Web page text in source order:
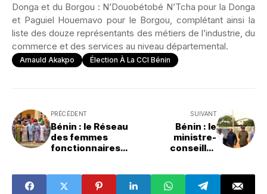
Donga et du Borgou : N’Douobétobé N’Tcha pour la Donga
et Paguiel Houemavo pour le Borgou, complétant ainsi la
liste des douze représentants des métiers de l’industrie, du
commerce et des services au niveau départemental.
Arnauld Akakpo Élection À La CCI Bénin
PRÉCÉDENT
Bénin : le Réseau
des femmes
fonctionnaires
l'année écoulée
SUIVANT
Bénin : le
ministre-
conseiller
inspection des
infrastructures